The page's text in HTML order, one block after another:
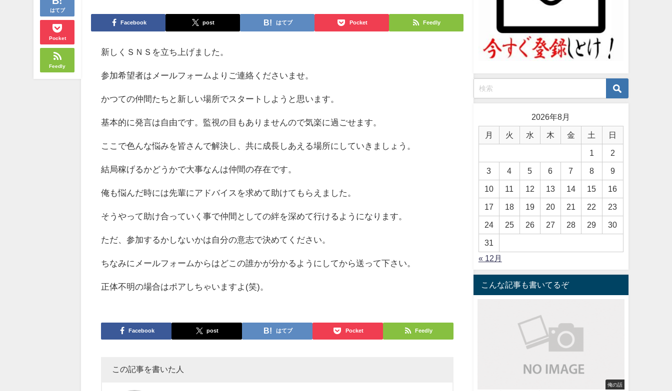
はてブ
Pocket
Feedly
Facebook post はてブ Pocket Feedly
新しくＳＮＳを立ち上げました。
参加希望者はメールフォームよりご連絡くださいませ。
かつての仲間たちと新しい場所でスタートしようと思います。
基本的に発言は自由です。監視の目もありませんので気楽に過ごせます。
ここで色んな悩みを皆さんで解決し、共に成長しあえる場所にしていきましょう。
結局稼げるかどうかで大事なんは仲間の存在です。
俺も悩んだ時には先輩にアドバイスを求めて助けてもらえました。
そうやって助け合っていく事で仲間としての絆を深めて行けるようになります。
ただ、参加するかしないかは自分の意志で決めてください。
ちなみにメールフォームからはどこの誰かが分かるようにしてから送って下さい。
正体不明の場合はポアしちゃいますよ(笑)。
Facebook post はてブ Pocket Feedly
この記事を書いた人
2026年8月
月 火 水 木 金 土 日
1 2
3 4 5 6 7 8 9
10 11 12 13 14 15 16
17 18 19 20 21 22 23
24 25 26 27 28 29 30
31
« 12月
こんな記事も書いてるぞ
俺の話